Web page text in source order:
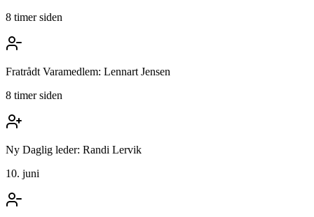
8 timer siden
Fratrådt Varamedlem: Lennart Jensen
8 timer siden
Ny Daglig leder: Randi Lervik
10. juni